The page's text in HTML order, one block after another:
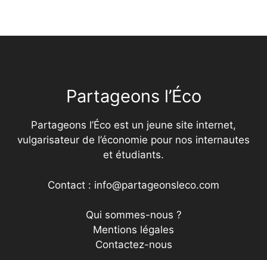
Partageons l’Éco
Partageons l’Éco est un jeune site internet,
vulgarisateur de l’économie pour nos internautes
et étudiants.
Contact : info@partageonsleco.com
Qui sommes-nous ?
Mentions légales
Contactez-nous